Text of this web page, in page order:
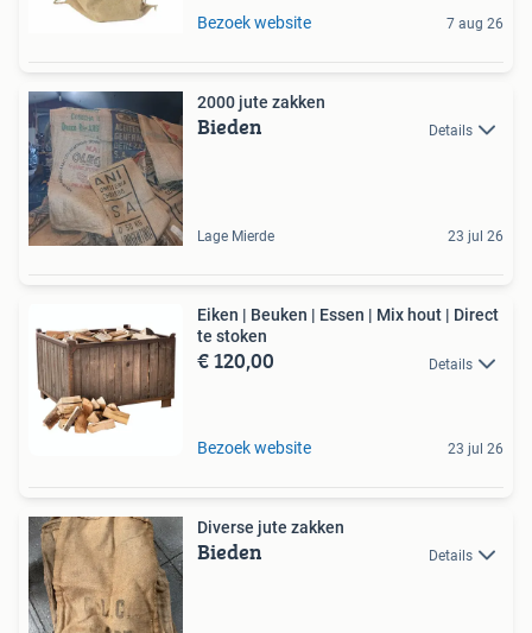
Bezoek website 7 aug 26
2000 jute zakken
Bieden Details
Lage Mierde 23 jul 26
Eiken | Beuken | Essen | Mix hout | Direct
te stoken
€ 120,00 Details
Bezoek website 23 jul 26
Diverse jute zakken
Bieden Details